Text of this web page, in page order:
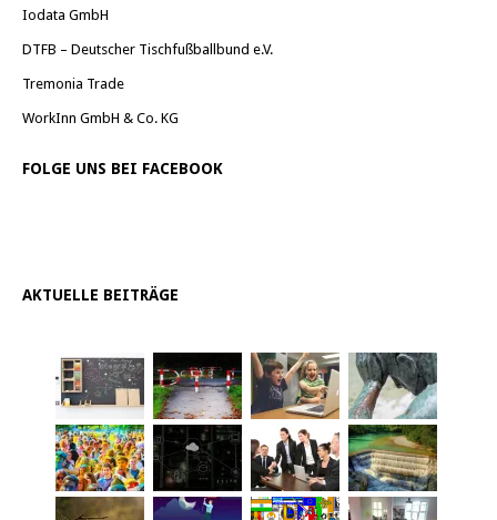
Iodata GmbH
DTFB – Deutscher Tischfußballbund e.V.
Tremonia Trade
WorkInn GmbH & Co. KG
FOLGE UNS BEI FACEBOOK
AKTUELLE BEITRÄGE